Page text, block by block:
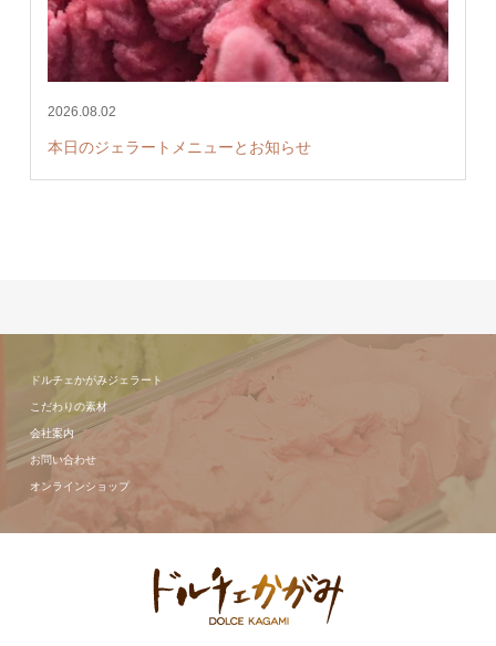
2026.08.02
本日のジェラートメニューとお知らせ
ドルチェかがみジェラート
こだわりの素材
会社案内
お問い合わせ
オンラインショップ